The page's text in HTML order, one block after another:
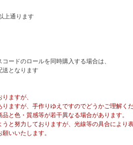
上通ります
ードのロールを同時購入する場合は、
送となります
ますが、
ますが、手作りゆえですのでどうかご理解くだ
と色・質感等が若干異なる場合があります。
と努力しておりますが、光線等の具合により表
いいたします。